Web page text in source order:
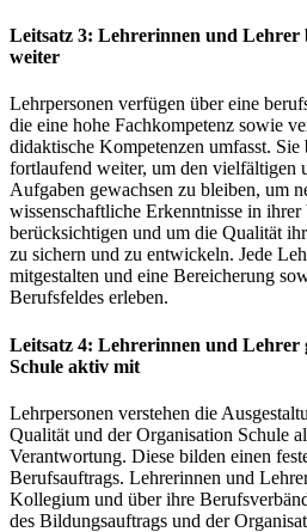
Leitsatz 3: Lehrerinnen und Lehrer
weiter
Lehrpersonen verfügen über eine
die eine hohe Fachkompetenz sowie
didaktische Kompetenzen umfasst.
fortlaufend weiter, um den vielfältigen
Aufgaben gewachsen zu bleiben, um
wissenschaftliche Erkenntnisse in
berücksichtigen und um die Qualität
zu sichern und zu entwickeln. Jede
mitgestalten und eine Bereicherung
Berufsfeldes erleben.
Leitsatz 4: Lehrerinnen und Lehrer
Schule aktiv mit
Lehrpersonen verstehen die
Qualität und der Organisation Schule
Verantwortung. Diese bilden einen
Berufsauftrags. Lehrerinnen und
Kollegium und über ihre
des Bildungsauftrags und der